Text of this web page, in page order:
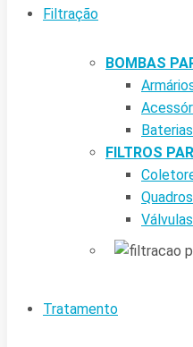
Filtração
BOMBAS
FILTROS
Tratamento